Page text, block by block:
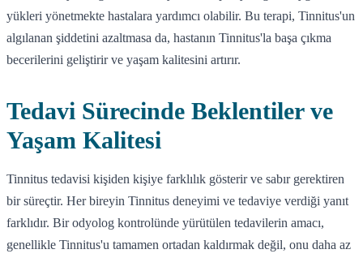
yükleri yönetmekte hastalara yardımcı olabilir. Bu terapi, Tinnitus'un
algılanan şiddetini azaltmasa da, hastanın Tinnitus'la başa çıkma
becerilerini geliştirir ve yaşam kalitesini artırır.
Tedavi Sürecinde Beklentiler ve
Yaşam Kalitesi
Tinnitus tedavisi kişiden kişiye farklılık gösterir ve sabır gerektiren
bir süreçtir. Her bireyin Tinnitus deneyimi ve tedaviye verdiği yanıt
farklıdır. Bir odyolog kontrolünde yürütülen tedavilerin amacı,
genellikle Tinnitus'u tamamen ortadan kaldırmak değil, onu daha az